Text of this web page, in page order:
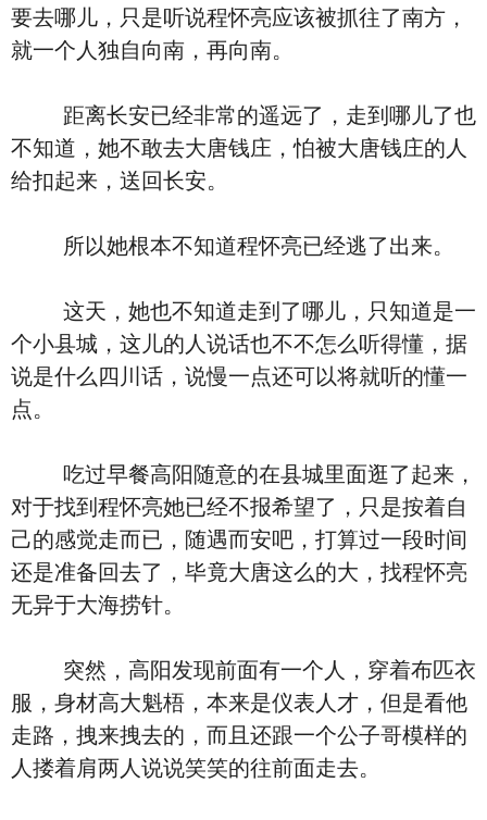
要去哪儿，只是听说程怀亮应该被抓往了南方，
就一个人独自向南，再向南。
距离长安已经非常的遥远了，走到哪儿了也
不知道，她不敢去大唐钱庄，怕被大唐钱庄的人
给扣起来，送回长安。
所以她根本不知道程怀亮已经逃了出来。
这天，她也不知道走到了哪儿，只知道是一
个小县城，这儿的人说话也不不怎么听得懂，据
说是什么四川话，说慢一点还可以将就听的懂一
点。
吃过早餐高阳随意的在县城里面逛了起来，
对于找到程怀亮她已经不报希望了，只是按着自
己的感觉走而已，随遇而安吧，打算过一段时间
还是准备回去了，毕竟大唐这么的大，找程怀亮
无异于大海捞针。
突然，高阳发现前面有一个人，穿着布匹衣
服，身材高大魁梧，本来是仪表人才，但是看他
走路，拽来拽去的，而且还跟一个公子哥模样的
人搂着肩两人说说笑笑的往前面走去。